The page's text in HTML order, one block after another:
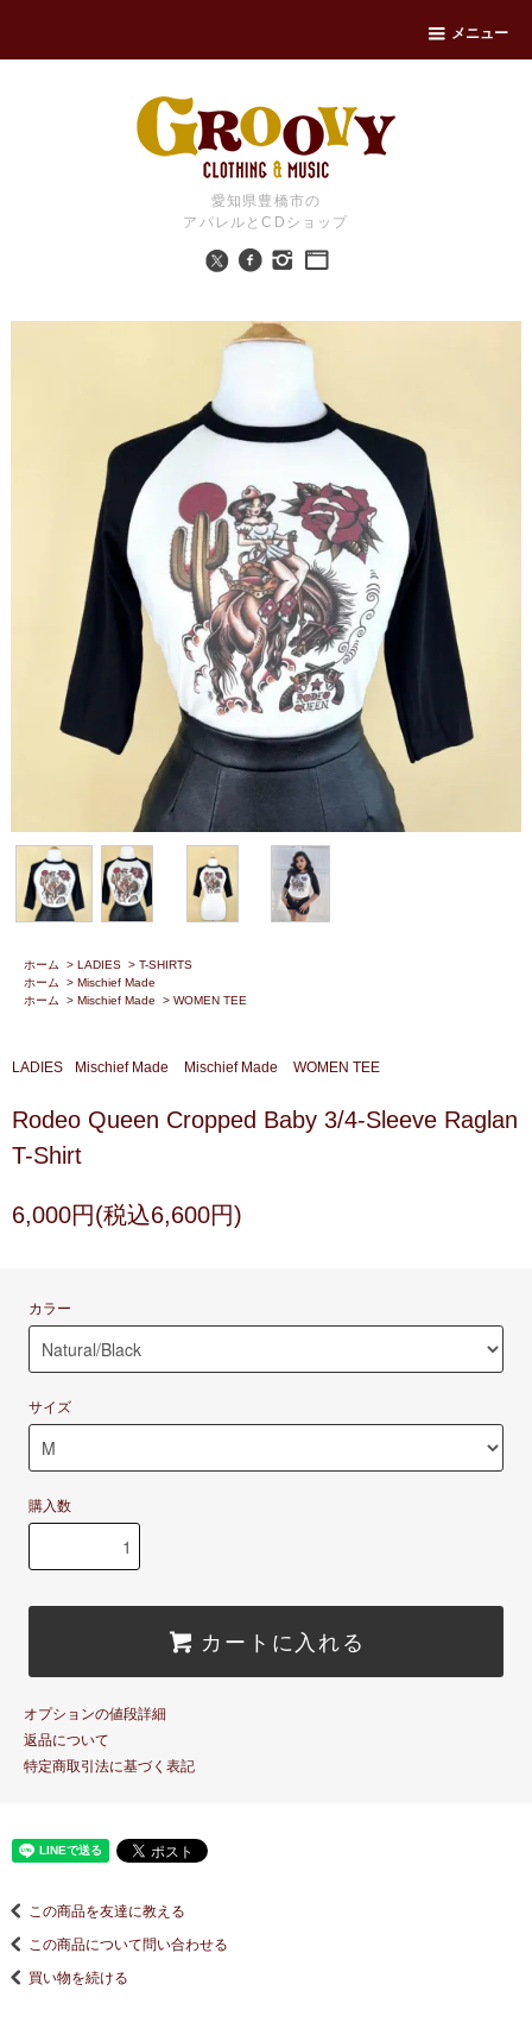
メニュー
愛知県豊橋市の
アパレルとCDショップ
ホーム > LADIES > T-SHIRTS
ホーム
> Mischief Made
ホーム
> Mischief Made > WOMEN TEE
LADIES Mischief Made Mischief Made WOMEN TEE
Rodeo Queen Cropped Baby 3/4-Sleeve Raglan
T-Shirt
6,000円(税込6,600円)
カラー
サイズ
購入数
カートに入れる
オプションの値段詳細
返品について
特定商取引法に基づく表記
この商品を友達に教える
この商品について問い合わせる
買い物を続ける